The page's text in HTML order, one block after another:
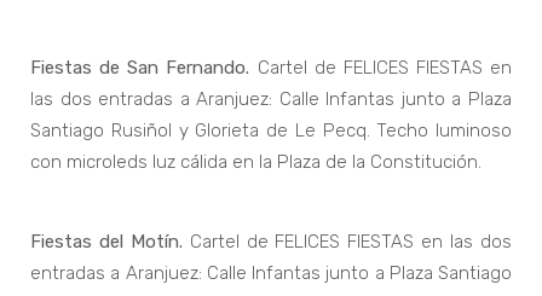
Fiestas de San Fernando. Cartel de FELICES FIESTAS en
las dos entradas a Aranjuez: Calle Infantas junto a Plaza
Santiago Rusiñol y Glorieta de Le Pecq. Techo luminoso
con microleds luz cálida en la Plaza de la Constitución.
Fiestas del Motín. Cartel de FELICES FIESTAS en las dos
entradas a Aranjuez: Calle Infantas junto a Plaza Santiago